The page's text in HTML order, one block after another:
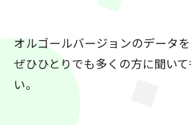
するのは、
不安だろうと
しい校歌を用
オルゴールバージョンのデータを
ぜひひとりでも多くの方に聞い
い。